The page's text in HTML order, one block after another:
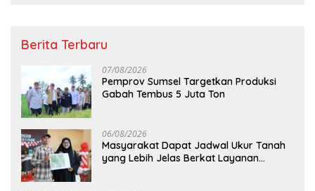
Berita Terbaru
07/08/2026
Pemprov Sumsel Targetkan Produksi
Gabah Tembus 5 Juta Ton
06/08/2026
Masyarakat Dapat Jadwal Ukur Tanah
yang Lebih Jelas Berkat Layanan